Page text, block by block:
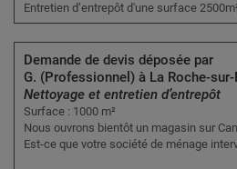
Entretien d’entrepôt d'une surface
Demande de devis déposée par
G. (Professionnel) à La Roche-sur-
Nettoyage et entretien d’entrepôt
Surface : 1000 m²
Nous ouvrons bientôt un magasin sur
Est-ce que votre société de ménage